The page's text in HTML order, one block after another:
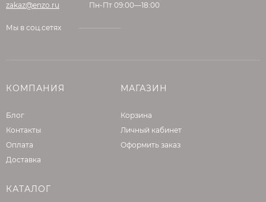
zakaz@enzo.ru Пн-Пт 09:00—18:00
Мы в соц.сетях
КОМПАНИЯ
Блог
Контакты
Оплата
Доставка
МАГАЗИН
Корзина
Личный кабинет
Оформить заказ
КАТАЛОГ